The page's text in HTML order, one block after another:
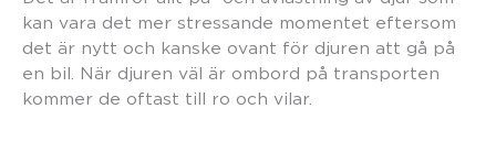
kan vara det mer stressande momentet eftersom
det är nytt och kanske ovant för djuren att gå på
en bil. När djuren väl är ombord på transporten
kommer de oftast till ro och vilar.